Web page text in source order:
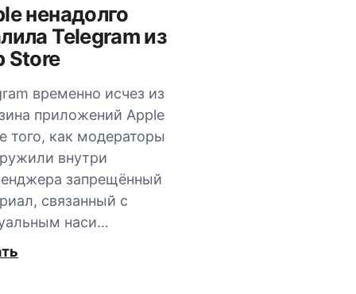
ненадолго
Telegram из
Store
временно исчез из
приложений Apple
того, как модераторы
внутри
запрещённый
связанный с
наси…